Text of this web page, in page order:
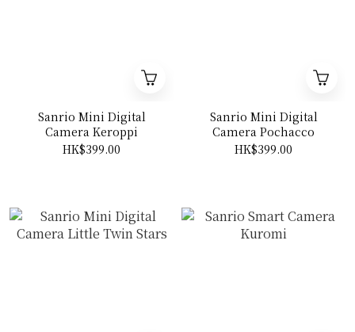
Sanrio Mini Digital
Camera Keroppi
HK$399.00
Sanrio Mini Digital
Camera Pochacco
HK$399.00